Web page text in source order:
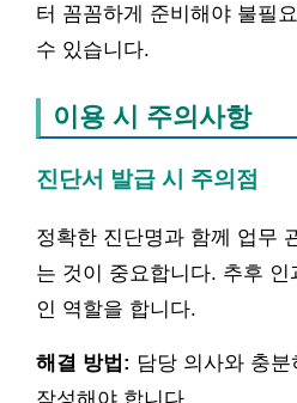
터 꼼꼼하게 준비해야 불필
수 있습니다.
이용 시 주의사항
진단서 발급 시 주의점
정확한 진단명과 함께 업무
는 것이 중요합니다. 추후 인
인 역할을 합니다.
해결 방법: 담당 의사와 충
작성해야 합니다.